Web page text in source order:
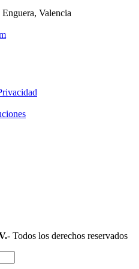
Valencia
- Todos los derechos reservados